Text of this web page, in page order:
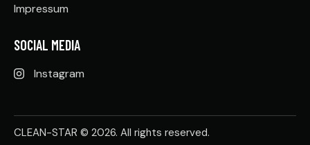
Impressum
SOCIAL MEDIA
Instagram
CLEAN-STAR © 2026. All rights reserved.